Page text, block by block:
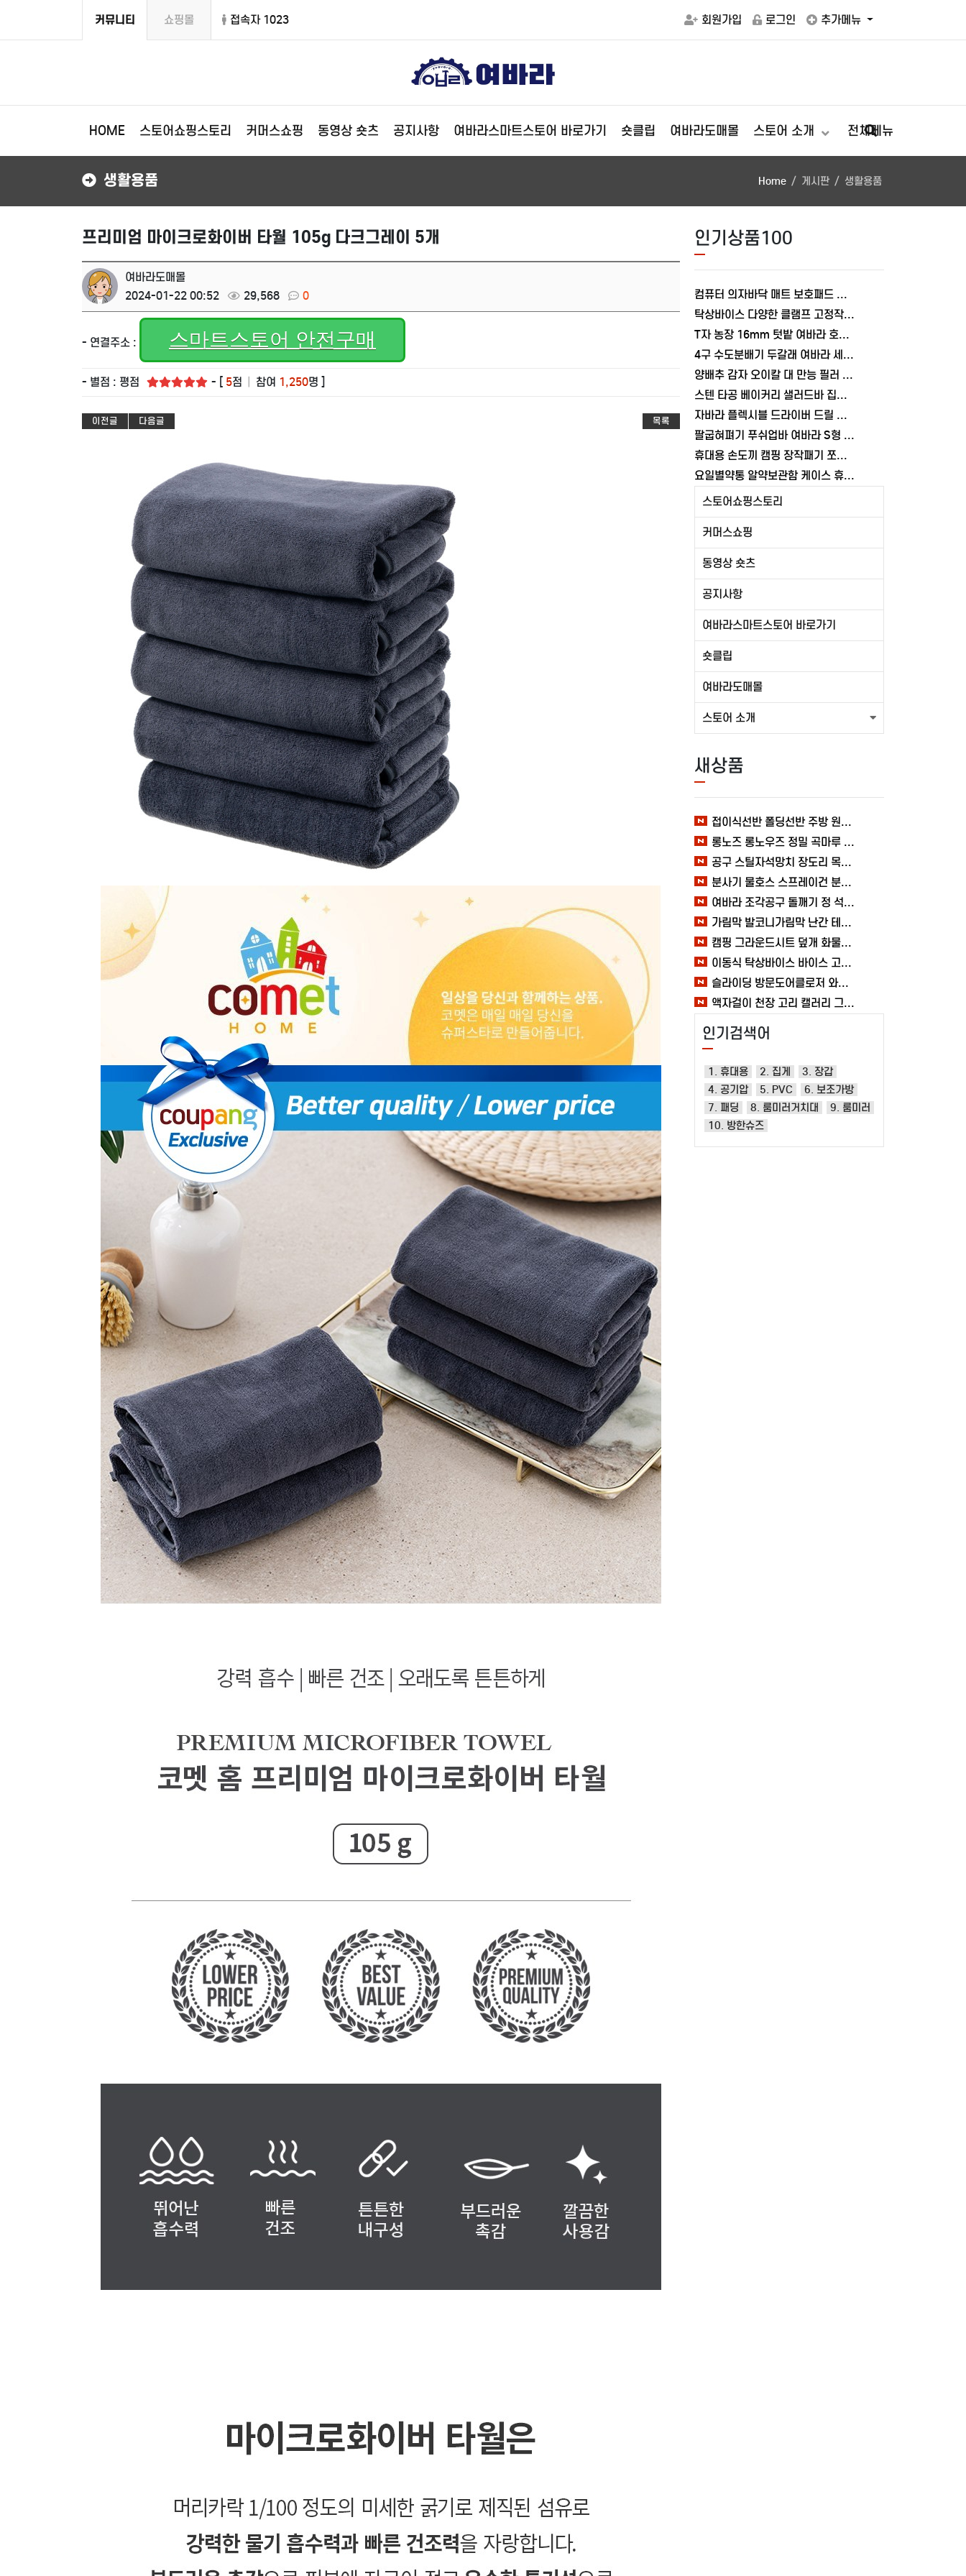
커뮤니티 쇼핑몰 접속자 1023 회원가입 로그인 추가메뉴
HOME 스토어쇼핑스토리 커머스쇼핑 동영상 숏츠 공지사항 여바라스마트스토어 바로가기 숏클립 여바라도매몰 스토어 소개 전체메뉴
생활용품 Home 게시판 생활용품
프리미엄 마이크로화이버 타월 105g 다크그레이 5개
여바라도매몰
2024-01-22 00:52
29,568 0
- 연결주소 : 스마트스토어 안전구매
- 별점 : 평점 - [ 5점 참여 1,250명 ]
이전글 다음글 목록
인기상품100
컴퓨터 의자바닥 매트 보호패드 러그 소음 긁힘방지 브라운, 90X140cm
탁상바이스 다양한 클램프 고정작업 테이블 바이스 가공 목공 80MM 이동식 여바라
T자 농장 16mm 텃밭 여바라 호스연결커넥터 연결탭 물호스 부품
4구 수도분배기 두갈래 여바라 세탁기 베란다 수전분배기 청소 커넥터 수도꼭지 연결구
양배추 감자 오이칼 대 만능 필러 스텐 채칼 야채슬라이서 채썰기
스텐 타공 베이커리 샐러드바 집게 미니 음식 스파케티 뷔페집게
자바라 플렉시블 드라이버 드릴 공구 틈새 비트홀더 코브라 코너 여바라
팔굽혀펴기 푸쉬업바 여바라 S형 푸시업 홈트레이닝 기구
휴대용 손도끼 캠핑 장작패기 쪼개기 도끼 여바라
요일별약통 알약보관함 케이스 휴대용약케이스 영양제 비타민 여바라
스토어쇼핑스토리
커머스쇼핑
동영상 숏츠
공지사항
여바라스마트스토어 바로가기
숏클립
여바라도매몰
스토어 소개
새상품
접이식선반 폴딩선반 주방 원터치 여바라 4단, 이동식 베란다 팬트리 72x34x126.5cm, 수납 블랙
롱노즈 롱노우즈 정밀 곡마루 공구용품 작업 케이블 조립 여바라 공예 전선
공구 스틸자석망치 장도리 목공 쇠망치 캠핑 목수 가정용 빠루 여바라
분사기 물호스 스프레이건 분사건 청소 베란다 대형 원예용 수도 욕실 여바라
여바라 조각공구 돌깨기 정 석공 250x16mm 조각정 송곳형 손보호
가림막 발코니가림막 난간 테라스 가리개 베란다 다용도 사생활보호 3M 여바라
캠핑 그라운드시트 덮개 화물차 시트 바닥 방수포 여바라 타포린 2X3 블루 텐트
이동식 탁상바이스 바이스 고정작업 클램프 테이블 가공 목공 다양한 60MM 여바라
슬라이딩 방문도어클로저 와이어 미닫이 자동문닫힘 1.2mm 열림방지 무타공 중문 여바라
액자걸이 천장 고리 캘러리 그림걸이 레일 전시회 와이어 미술관 세트 여바라
인기검색어
1. 휴대용 2. 집게
3. 장갑
4. 공기압
5. PVC
6. 보조가방
7. 패딩
8. 룸미러거치대
9. 룸미러
10. 방한슈즈